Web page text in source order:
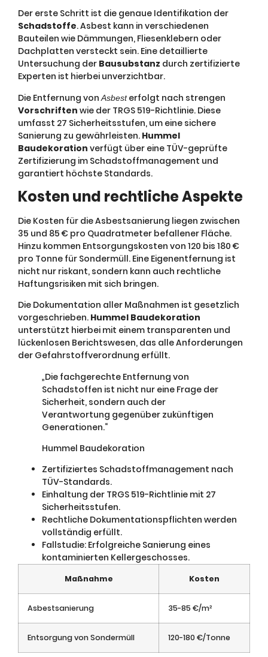
Der erste Schritt ist die genaue Identifikation der
Schadstoffe. Asbest kann in verschiedenen
Bauteilen wie Dämmungen, Fliesenklebern oder
Dachplatten versteckt sein. Eine detaillierte
Untersuchung der Bausubstanz durch zertifizierte
Experten ist hierbei unverzichtbar.
Die Entfernung vonAsbesterfolgt nach strengen
Vorschriften wie der TRGS 519-Richtlinie. Diese
umfasst 27 Sicherheitsstufen, um eine sichere
Sanierung zu gewährleisten. Hummel
Baudekoration verfügt über eine TÜV-geprüfte
Zertifizierung im Schadstoffmanagement und
garantiert höchste Standards.
Kosten und rechtliche Aspekte
Die Kosten für die Asbestsanierung liegen zwischen
35 und 85 € pro Quadratmeter befallener Fläche.
Hinzu kommen Entsorgungskosten von 120 bis 180 €
pro Tonne für Sondermüll. Eine Eigenentfernung ist
nicht nur riskant, sondern kann auch rechtliche
Haftungsrisiken mit sich bringen.
Die Dokumentation aller Maßnahmen ist gesetzlich
vorgeschrieben. Hummel Baudekoration
unterstützt hierbei mit einem transparenten und
lückenlosen Berichtswesen, das alle Anforderungen
der Gefahrstoffverordnung erfüllt.
„Die fachgerechte Entfernung von
Schadstoffen ist nicht nur eine Frage der
Sicherheit, sondern auch der
Verantwortung gegenüber zukünftigen
Generationen.“
Hummel Baudekoration
Zertifiziertes Schadstoffmanagement nach
TÜV-Standards.
Einhaltung der TRGS 519-Richtlinie mit 27
Sicherheitsstufen.
Rechtliche Dokumentationspflichten werden
vollständig erfüllt.
Fallstudie: Erfolgreiche Sanierung eines
kontaminierten Kellergeschosses.
Maßnahme Kosten
Asbestsanierung 35-85 €/m²
Entsorgung von Sondermüll 120-180 €/Tonne